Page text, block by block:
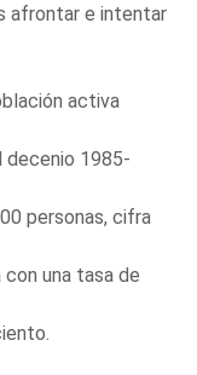
afrontar e intentar
activa
decenio 1985-
personas, cifra
una tasa de